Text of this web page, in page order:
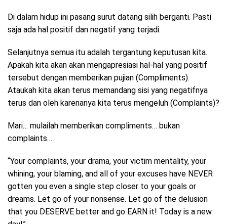
Di dalam hidup ini pasang surut datang silih berganti. Pasti
saja ada hal positif dan negatif yang terjadi.
Selanjutnya semua itu adalah tergantung keputusan kita.
Apakah kita akan akan mengapresiasi hal-hal yang positif
tersebut dengan memberikan pujian (Compliments).
Ataukah kita akan terus memandang sisi yang negatifnya
terus dan oleh karenanya kita terus mengeluh (Complaints)?
Mari… mulailah memberikan compliments… bukan
complaints…
“Your complaints, your drama, your victim mentality, your
whining, your blaming, and all of your excuses have NEVER
gotten you even a single step closer to your goals or
dreams. Let go of your nonsense. Let go of the delusion
that you DESERVE better and go EARN it! Today is a new